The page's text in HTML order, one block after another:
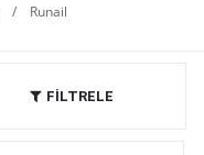
/ Runail
FİLTRELE